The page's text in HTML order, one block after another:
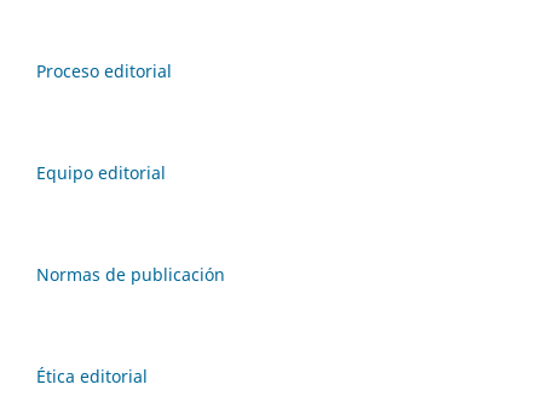
Proceso editorial
Equipo editorial
Normas de publicación
Ética editorial